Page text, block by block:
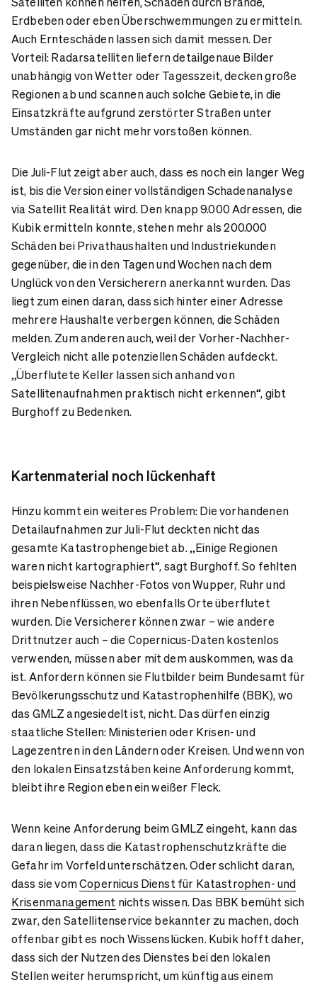
Erdbeben oder eben Überschwemmungen zu ermitteln.
Auch Ernteschäden lassen sich damit messen. Der
Vorteil: Radarsatelliten liefern detailgenaue Bilder
unabhängig von Wetter oder Tagesszeit, decken große
Regionen ab und scannen auch solche Gebiete, in die
Einsatzkräfte aufgrund zerstörter Straßen unter
Umständen gar nicht mehr vorstoßen können.
Die Juli-Flut zeigt aber auch, dass es noch ein langer Weg
ist, bis die Version einer vollständigen Schadenanalyse
via Satellit Realität wird. Den knapp 9.000 Adressen, die
Kubik ermitteln konnte, stehen mehr als 200.000
Schäden bei Privathaushalten und Industriekunden
gegenüber, die in den Tagen und Wochen nach dem
Unglück von den Versicherern anerkannt wurden. Das
liegt zum einen daran, dass sich hinter einer Adresse
mehrere Haushalte verbergen können, die Schäden
melden. Zum anderen auch, weil der Vorher-Nachher-
Vergleich nicht alle potenziellen Schäden aufdeckt.
„Überflutete Keller lassen sich anhand von
Satellitenaufnahmen praktisch nicht erkennen“, gibt
Burghoff zu Bedenken.
Kartenmaterial noch lückenhaft
Hinzu kommt ein weiteres Problem: Die vorhandenen
Detailaufnahmen zur Juli-Flut deckten nicht das
gesamte Katastrophengebiet ab. „Einige Regionen
waren nicht kartographiert“, sagt Burghoff. So fehlten
beispielsweise Nachher-Fotos von Wupper, Ruhr und
ihren Nebenflüssen, wo ebenfalls Orte überflutet
wurden. Die Versicherer können zwar – wie andere
Drittnutzer auch – die Copernicus-Daten kostenlos
verwenden, müssen aber mit dem auskommen, was da
ist. Anfordern können sie Flutbilder beim Bundesamt für
Bevölkerungsschutz und Katastrophenhilfe (BBK), wo
das GMLZ angesiedelt ist, nicht. Das dürfen einzig
staatliche Stellen: Ministerien oder Krisen- und
Lagezentren in den Ländern oder Kreisen. Und wenn von
den lokalen Einsatzstäben keine Anforderung kommt,
bleibt ihre Region eben ein weißer Fleck.
Wenn keine Anforderung beim GMLZ eingeht, kann das
daran liegen, dass die Katastrophenschutzkräfte die
Gefahr im Vorfeld unterschätzen. Oder schlicht daran,
dass sie vomCopernicus Dienst für Katastrophen- und
Krisenmanagement nichts wissen. Das BBK bemüht sich
zwar, den Satellitenservice bekannter zu machen, doch
offenbar gibt es noch Wissenslücken. Kubik hofft daher,
dass sich der Nutzen des Dienstes bei den lokalen
Stellen weiter herumspricht, um künftig aus einem